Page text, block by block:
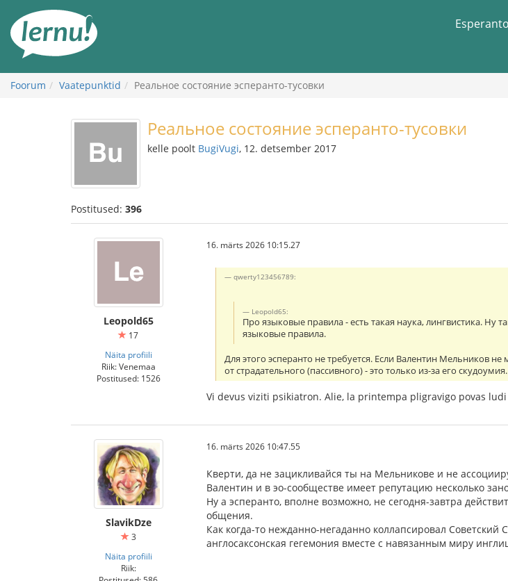
juurde
Foorum Vaatepunktid Реальное состояние эсперанто-тусовки
Реальное состояние эсперанто-тусовки
kelle poolt BugiVugi, 12. detsember 2017
Postitused: 396
Leopold65
17
Näita profiili
Riik: Venemaa
Postitused: 1526
16. märts 2026 10:15.27
qwerty123456789:
Leopold65:
Про языковые правила - есть такая наука, лингвистика. Ну
языковые правила.
Для этого эсперанто не требуется. Если Валентин Мельников
от страдательного (пассивного) - это только из-за его скудоумия.
Vi devus viziti psikiatron. Alie, la printempa pligravigo povas
SlavikDze
3
Näita profiili
Riik:
16. märts 2026 10:47.55
Кверти, да не зацикливайся ты на Мельникове и не
Валентин и в эо-сообществе имеет репутацию несколько
Ну а эсперанто, вполне возможно, не сегодня-завтра
общения.
Как когда-то нежданно-негаданно коллапсировал
англосаксонская гегемония вместе с навязанным миру